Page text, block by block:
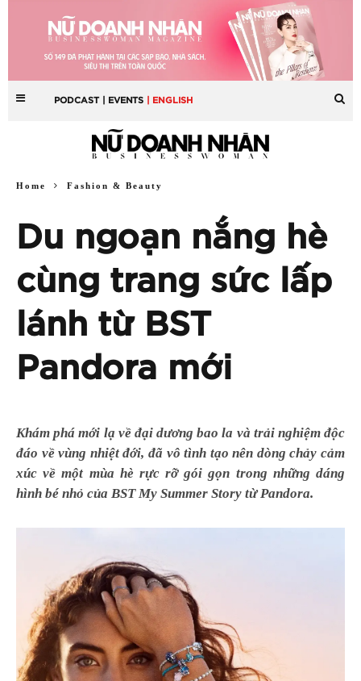
PODCAST | EVENTS | ENGLISH
Home Fashion & Beauty
Du ngoạn nắng hè
cùng trang sức lấp
lánh từ BST
Pandora mới
Khám phá mới lạ về đại dương bao la và trải nghiệm độc
đáo về vùng nhiệt đới, đã vô tình tạo nên dòng chảy cảm
xúc về một mùa hè rực rỡ gói gọn trong những dáng
hình bé nhỏ của BST My Summer Story từ Pandora.